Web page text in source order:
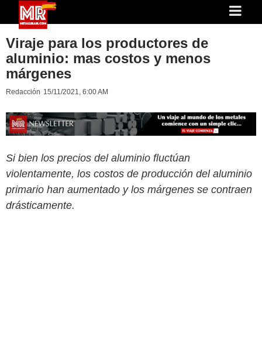
Viraje para los productores de
aluminio: mas costos y menos
márgenes
Redacción 15/11/2021, 6:00 AM
Si bien los precios del aluminio fluctúan
violentamente, los costos de producción del aluminio
primario han aumentado y los márgenes se contraen
drásticamente.